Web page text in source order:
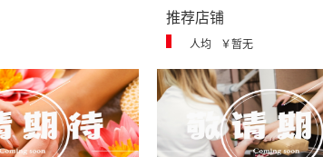
推荐店铺
人均 ￥暂无